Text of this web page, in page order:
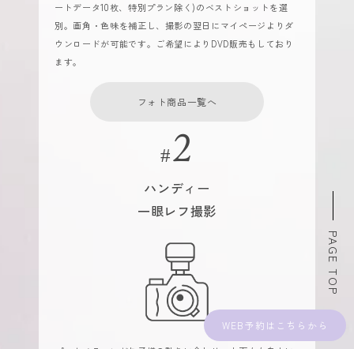
WEB予約
ートデータ10枚、特別プラン除く)のベストショットを選
別。画角・色味を補正し、撮影の翌日にマイページよりダ
ウンロードが可能です。ご希望によりDVD販売もしており
ます。
フォト商品一覧へ
ハンディー
一眼レフ撮影
PAGE TOP